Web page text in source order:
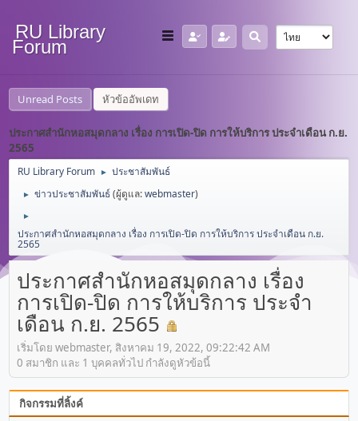
RU Library
Forum
Unread Posts หัวข้ออัพเดท
ประกาศสำนักหอสมุดกลาง เรื่อง การเปิด-ปิด การให้บริการ ประจำเดือน ก.ย.
2565
RU Library Forum ► ประชาสัมพันธ์
► ข่าวประชาสัมพันธ์(ผู้ดูแล:webmaster)
►
ประกาศสำนักหอสมุดกลาง เรื่อง การเปิด-ปิด การให้บริการ ประจำเดือน ก.ย.
2565
ประกาศสำนักหอสมุดกลาง เรื่อง
การเปิด-ปิด การให้บริการ ประจำ
เดือน ก.ย. 2565
เริ่มโดย webmaster, สิงหาคม 19, 2022, 09:22:42 AM
0 สมาชิก และ 1 บุคคลทั่วไป กำลังดูหัวข้อนี้
กิจกรรมที่ลิ้งค์